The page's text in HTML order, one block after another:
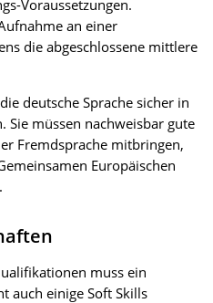
Voraussetzungen.
an einer
die abgeschlossene mittlere
deutsche Sprache sicher in
Sie müssen nachweisbar gute
Fremdsprache mitbringen,
Europäischen
muss ein
auch einige Soft Skills